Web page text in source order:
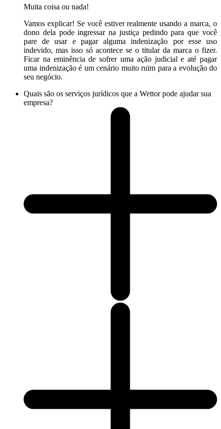
Muita coisa ou nada!
Vamos explicar! Se você estiver realmente usando a marca, o
dono dela pode ingressar na justiça pedindo para que você
pare de usar e pagar alguma indenização por esse uso
indevido, mas isso só acontece se o titular da marca o fizer.
Ficar na eminência de sofrer uma ação judicial e até pagar
uma indenização é um cenário muito ruim para a evolução do
seu negócio.
Quais são os serviços jurídicos que a Wettor pode ajudar sua
empresa?